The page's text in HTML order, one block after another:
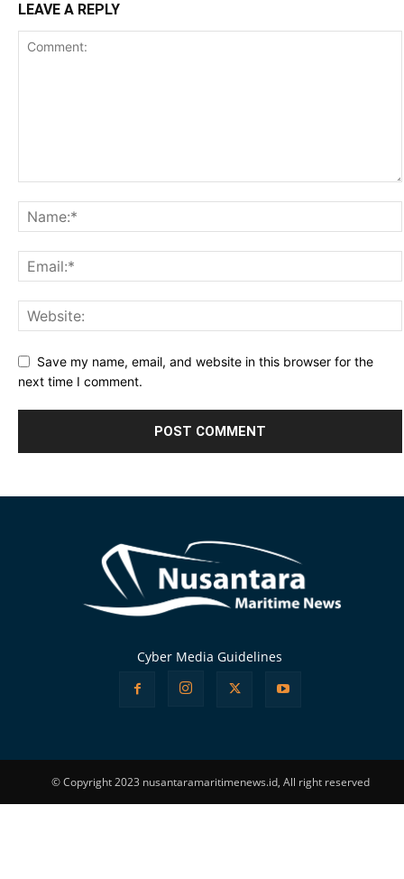
LEAVE A REPLY
Save my name, email, and website in this browser for the
next time I comment.
Cyber Media Guidelines
© Copyright 2023 nusantaramaritimenews.id, All right reserved